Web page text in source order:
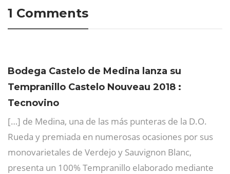
1 Comments
Bodega Castelo de Medina lanza su
Tempranillo Castelo Nouveau 2018 :
Tecnovino
[…] de Medina, una de las más punteras de la D.O.
Rueda y premiada en numerosas ocasiones por sus
monovarietales de Verdejo y Sauvignon Blanc,
presenta un 100% Tempranillo elaborado mediante